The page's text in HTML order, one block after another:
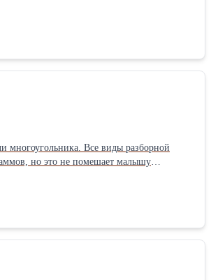
куб.м/сут
многоугольника. Все виды разборной
но это не помешает малышу
песочницы разноцветные, их можно
материала, ориентированного на